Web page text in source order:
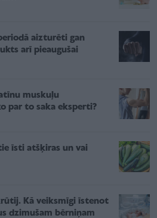
aizturēti gan
arī pieaugušai
muskuļu
par to saka eksperti?
īsti atšķiras un vai
Kā veiksmīgi īstenot
dzimušam bērniņam